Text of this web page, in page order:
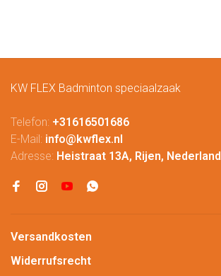
KW FLEX Badminton speciaalzaak
Telefon: +31616501686
E-Mail: info@kwflex.nl
Adresse: Heistraat 13A, Rijen, Nederland
Versandkosten
Widerrufsrecht